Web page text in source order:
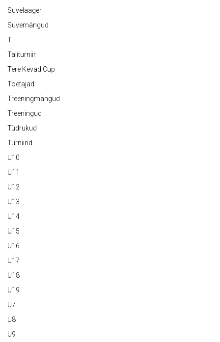
Suvelaager
Suvemängud
T
Taliturniir
Tere Kevad Cup
Toetajad
Treeningmängud
Treeningud
Tüdrukud
Turniirid
U10
U11
U12
U13
U14
U15
U16
U17
U18
U19
U7
U8
U9